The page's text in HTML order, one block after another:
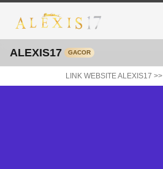
ALEXIS17 GACOR
LINK WEBSITE ALEXIS17 >>